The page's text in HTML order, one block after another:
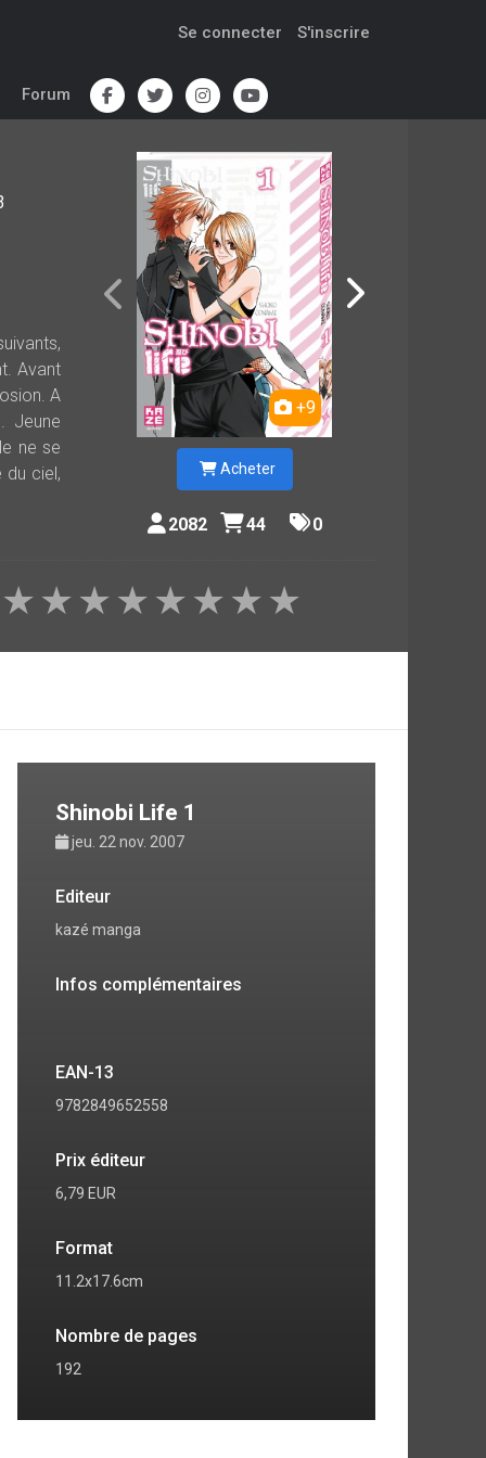
Se connecter S'inscrire
Forum
Avant
A
Jeune
ne se
du ciel,
+9
Acheter
2082 44 0
★
★
★
★
★
★
★
★
Shinobi Life 1
jeu. 22 nov. 2007
Editeur
kazé manga
Infos complémentaires
EAN-13
9782849652558
Prix éditeur
6,79 EUR
Format
11.2x17.6cm
Nombre de pages
192